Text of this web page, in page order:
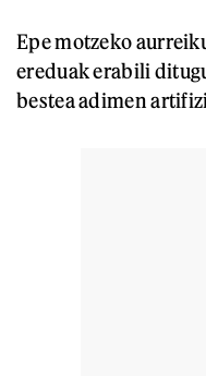
Epe motzeko
ereduak erabili
bestea adimen